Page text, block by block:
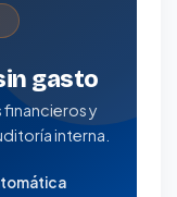
gasto
y
interna.